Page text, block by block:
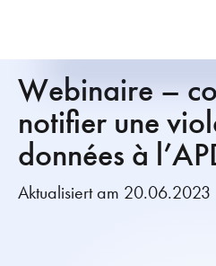
Webinaire –
notifier une
données à
Aktualisiert am 20.06.2023